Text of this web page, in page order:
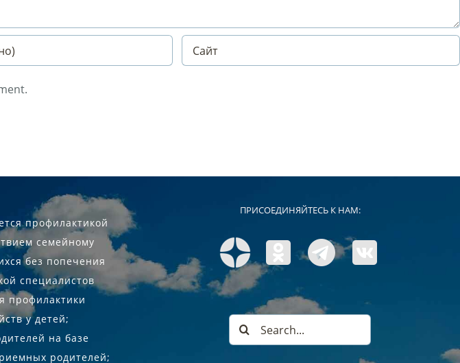
профилактикой
семейному
без попечения
специалистов
профилактики
у детей;
на базе
родителей;
ПРИСОЕДИНЯЙТЕСЬ К НАМ:
Search
for: